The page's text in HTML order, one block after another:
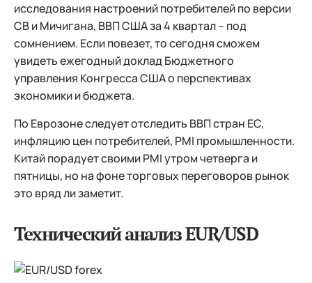
исследования настроений потребителей по версии
СВ и Мичигана, ВВП США за 4 квартал – под
сомнением. Если повезет, то сегодня сможем
увидеть ежегодный доклад Бюджетного
управления Конгресса США о перспективах
экономики и бюджета.
По Еврозоне следует отследить ВВП стран ЕС,
инфляцию цен потребителей, PMI промышленности.
Китай порадует своими PMI утром четверга и
пятницы, но на фоне торговых переговоров рынок
это вряд ли заметит.
Технический анализ EUR/USD